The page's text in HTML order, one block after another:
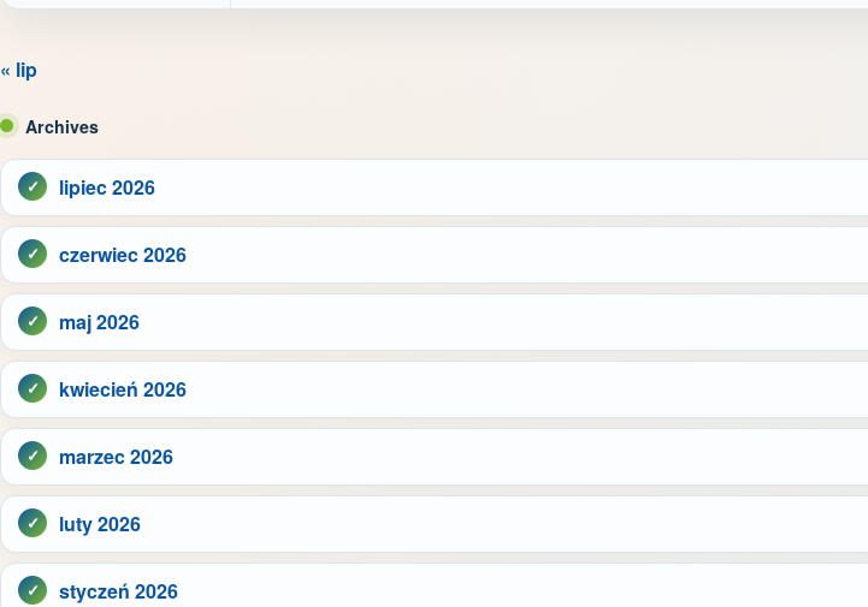
« lip
Archives
lipiec 2026
czerwiec 2026
maj 2026
kwiecień 2026
marzec 2026
luty 2026
styczeń 2026